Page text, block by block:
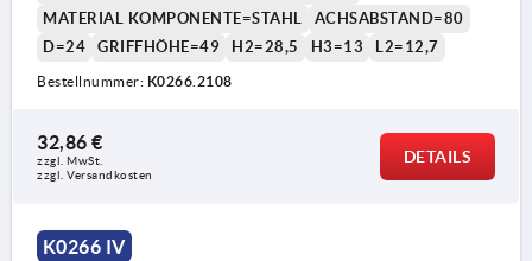
versetzt
MATERIAL KOMPONENTE=STAHL
ACHSABSTAND=80
D=24
GRIFFHÖHE=49 H2=28,5 H3=13 L2=12,7
Bestellnummer: K0266.2108
32,86 €
zzgl. MwSt.
zzgl. Versandkosten
DETAILS
K0266 IV